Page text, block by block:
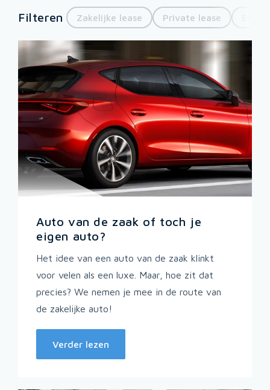
Filteren Zakelijke lease Private lease
Auto van de zaak of toch je
eigen auto?
Het idee van een auto van de zaak klinkt
voor velen als een luxe. Maar, hoe zit dat
precies? We nemen je mee in de route van
de zakelijke auto!
Verder lezen